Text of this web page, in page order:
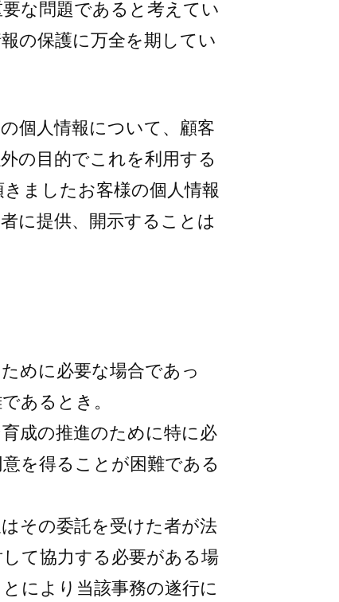
な問題であると考えてい
の保護に万全を期してい
個人情報について、顧客
の目的でこれを利用する
ましたお客様の個人情報
に提供、開示することは
めに必要な場合であっ
あるとき。
成の推進のために特に必
を得ることが困難である
その委託を受けた者が法
て協力する必要がある場
により当該事務の遂行に